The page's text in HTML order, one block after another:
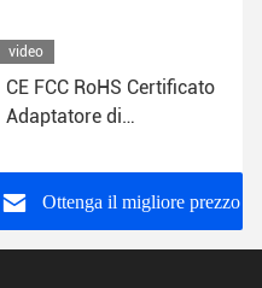
video
CE FCC RoHS Certificato
Adaptatore di
slim
Ottenga il migliore prezzo